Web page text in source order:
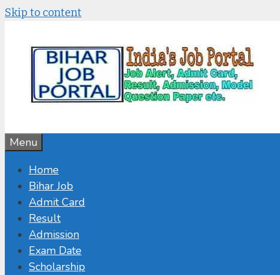
Skip to content
Menu
Home
Bihar Job
Admit Card
Result
Admission
Exam Date
Scholarship